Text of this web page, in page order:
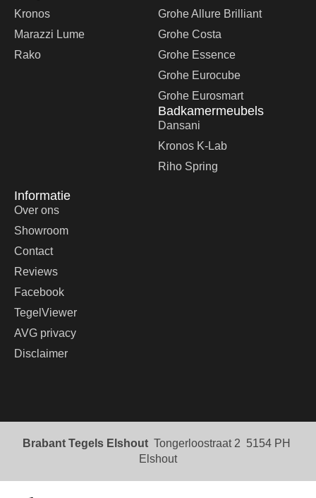
Kronos
Marazzi Lume
Rako
Grohe Allure Brilliant
Grohe Costa
Grohe Essence
Grohe Eurocube
Grohe Eurosmart
Badkamermeubels
Dansani
Kronos K-Lab
Riho Spring
Informatie
Over ons
Showroom
Contact
Reviews
Facebook
TegelViewer
AVG privacy
Disclaimer
Brabant Tegels Elshout Tongerloostraat 2 5154 PH
Elshout